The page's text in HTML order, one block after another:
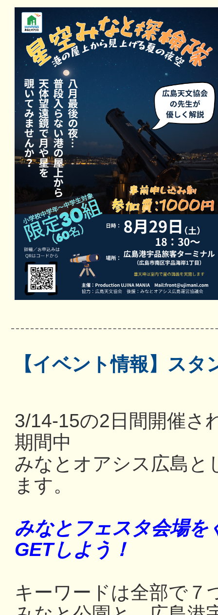
【イベント情報】ス
3/14-15の2日間開催さ
期間中
みなとオアシス広島と
ます。
みなとフェスタ会場を
GETしよう！
キーワードは全部